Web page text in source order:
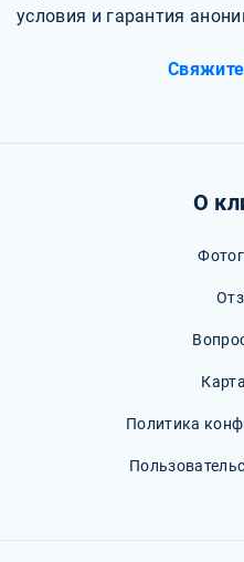
условия и гарантия
О
Политика